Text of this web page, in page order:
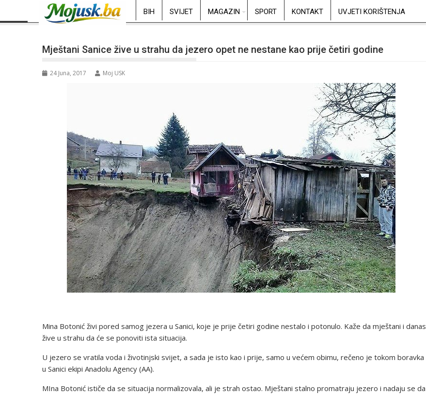
BIH SVIJET MAGAZIN SPORT KONTAKT UVJETI KORIŠTENJA
Mještani Sanice žive u strahu da jezero opet ne nestane kao prije četiri godine
24 Juna, 2017 Moj USK
Mina Botonić živi pored samog jezera u Sanici, koje je prije četiri godine nestalo i potonulo. Kaže da mještani i danas
žive u strahu da će se ponoviti ista situacija.
U jezero se vratila voda i životinjski svijet, a sada je isto kao i prije, samo u većem obimu, rečeno je tokom boravka
u Sanici ekipi Anadolu Agency (AA).
MIna Botonić ističe da se situacija normalizovala, ali je strah ostao. Mještani stalno promatraju jezero i nadaju se da